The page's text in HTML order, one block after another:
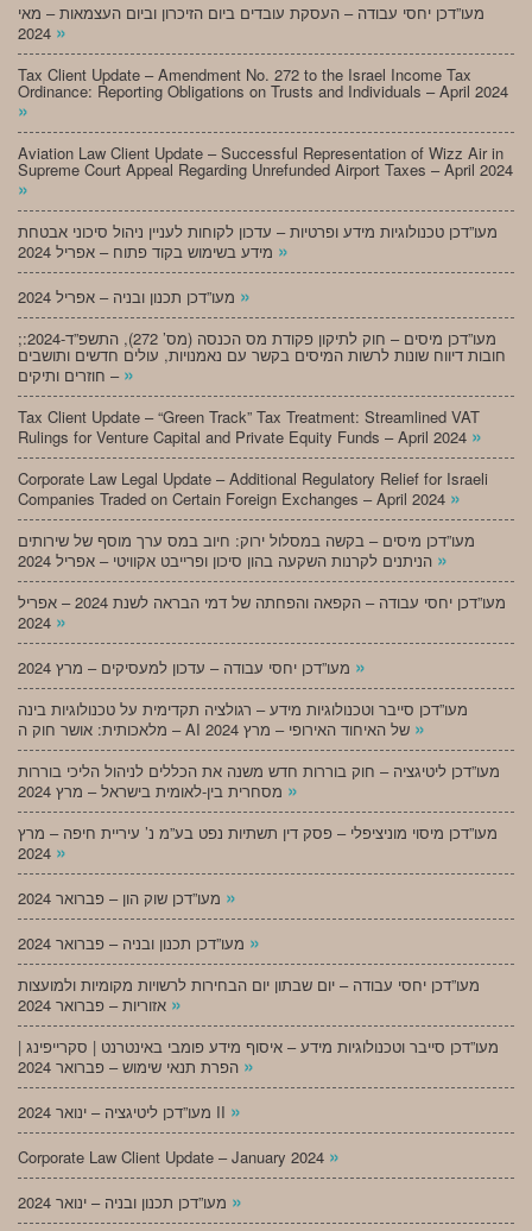
מעו”דכן יחסי עבודה – העסקת עובדים ביום הזיכרון וביום העצמאות – מאי
»
Tax Client Update – Amendment No. 272 to the Israel Income Tax
Ordinance: Reporting Obligations on Trusts and Individuals – April 2024
»
Aviation Law Client Update – Successful Representation of Wizz Air in
Supreme Court Appeal Regarding Unrefunded Airport Taxes – April 2024
»
מעו”דכן טכנולוגיות מידע ופרטיות – עדכון לקוחות לעניין ניהול סיכוני אבטחת
»
»
;מעו”דכן מיסים – חוק לתיקון פקודת מס הכנסה (מס’ 272), התשפ”ד-2024:
חובות דיווח שונות לרשות המיסים בקשר עם נאמנויות, עולים חדשים ותושבים
חוזרים ותיקים – »
Tax Client Update – “Green Track” Tax Treatment: Streamlined VAT
Rulings for Venture Capital and Private Equity Funds – April 2024 »
Corporate Law Legal Update – Additional Regulatory Relief for Israeli
Companies Traded on Certain Foreign Exchanges – April 2024 »
מעו”דכן מיסים – בקשה במסלול ירוק: חיוב במס ערך מוסף של שירותים
»
מעו”דכן יחסי עבודה – הקפאה והפחתה של דמי הבראה לשנת 2024 – אפריל
»
»
מעו”דכן סייבר וטכנולוגיות מידע – רגולציה תקדימית על טכנולוגיות בינה
»
מעו”דכן ליטיגציה – חוק בוררות חדש משנה את הכללים לניהול הליכי בוררות
»
מעו”דכן מיסוי מוניציפלי – פסק דין תשתיות נפט בע”מ נ’ עיריית חיפה – מרץ
»
»
»
מעו”דכן יחסי עבודה – יום שבתון יום הבחירות לרשויות מקומיות ולמועצות
»
מעו”דכן סייבר וטכנולוגיות מידע – איסוף מידע פומבי באינטרנט | סקרייפינג |
»
מעו”דכן ליטיגציה – ינואר 2024 II »
Corporate Law Client Update – January 2024 »
»